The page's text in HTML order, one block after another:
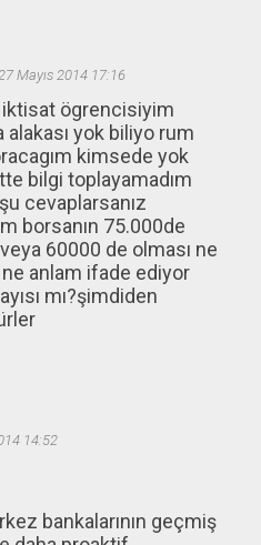
Mayıs 2014 17:16
ögrencisiyim
alakası yok biliyo rum
kimsede yok
bilgi toplayamadım
cevaplarsanız
borsanın 75.000de
60000 de olması ne
anlam ifade ediyor
mı?şimdiden
14:52
bankalarının geçmiş